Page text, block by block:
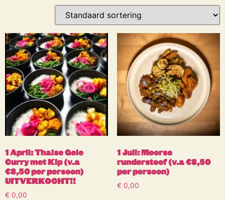
1 April: Thaise Gele
Curry met Kip (v.a
€8,50 per persoon)
UITVERKOCHT!!
€ 0,00
1 Juli: Moorse
runderstoof (v.a €8,50
per persoon)
€ 0,00